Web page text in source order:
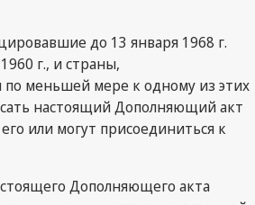
до 13 января 1968 г.
г., и страны,
меньшей мере к одному из этих
настоящий Дополняющий акт
или могут присоединиться к
Дополняющего акта